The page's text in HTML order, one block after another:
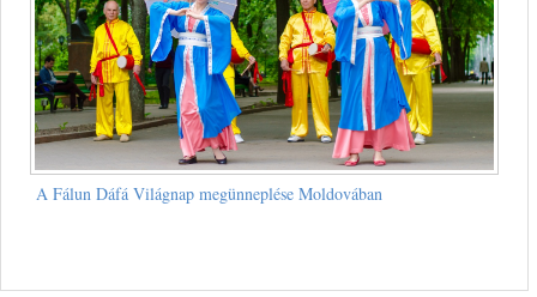
A Fálun Dáfá Világnap megünneplése Moldovában